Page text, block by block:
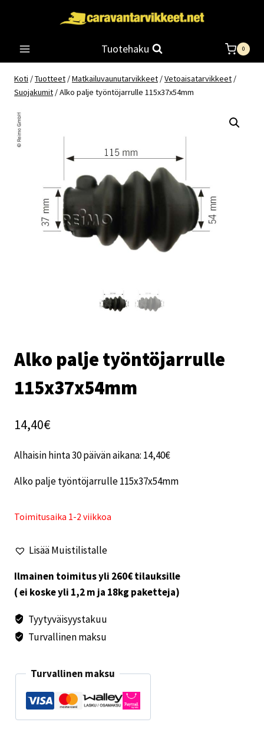
Tuotehaku 0
Koti /Tuotteet /Matkailuvaunutarvikkeet /Vetoaisatarvikkeet /
Suojakumit /Alko palje työntöjarrulle 115x37x54mm
Alko palje työntöjarrulle
115x37x54mm
14,40€
Alhaisin hinta 30 päivän aikana: 14,40€
Alko palje työntöjarrulle 115x37x54mm
Toimitusaika 1-2 viikkoa
Lisää Muistilistalle
Ilmainen toimitus yli 260€ tilauksille
( ei koske yli 1,2 m ja 18kg paketteja)
Tyytyväisyystakuu
Turvallinen maksu
Turvallinen maksu